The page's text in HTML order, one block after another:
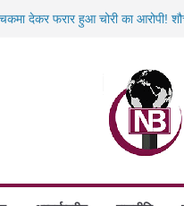
देकर फरार हुआ चोरी का आरोपी!
पर हत्या का केस: 19 वर्षीय बीएड
वेरिफिकेशन अभियान: 50 जवानों की